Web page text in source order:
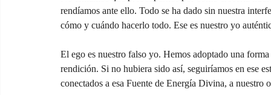
rendíamos ante ello. Todo se ha dado sin nuestra
cómo y cuándo hacerlo todo. Ese es nuestro yo
El ego es nuestro falso yo. Hemos adoptado una
rendición. Si no hubiera sido así, seguiríamos en ese
conectados a esa Fuente de Energía Divina, a nuestro